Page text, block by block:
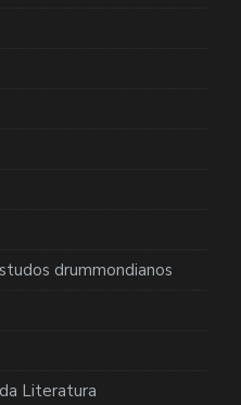
drummondianos
Literatura